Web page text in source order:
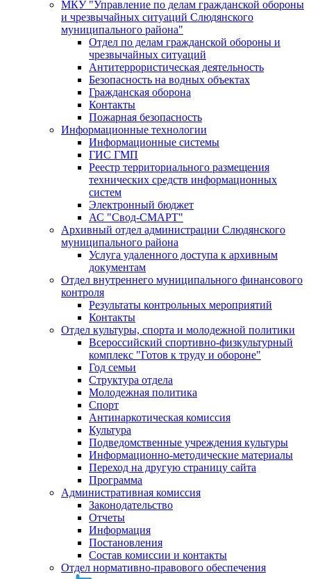
МКУ "Управление по делам гражданской обороны
и чрезвычайных ситуаций Слюдянского
муниципального района"
Отдел по делам гражданской обороны и
чрезвычайных ситуаций
Антитеррористическая деятельность
Безопасность на водных объектах
Гражданская оборона
Контакты
Пожарная безопасность
Информационные технологии
Информационные системы
ГИС ГМП
Реестр территориального размещения
технических средств информационных
систем
Электронный бюджет
АС "Свод-СМАРТ"
Архивный отдел администрации Слюдянского
муниципального района
Услуга удаленного доступа к архивным
документам
Отдел внутреннего муниципального финансового
контроля
Результаты контрольных мероприятий
Контакты
Отдел культуры, спорта и молодежной политики
Всероссийский спортивно-физкультурный
комплекс "Готов к труду и обороне"
Год семьи
Структура отдела
Молодежная политика
Спорт
Антинаркотическая комиссия
Культура
Подведомственные учреждения культуры
Информационно-методические материалы
Переход на другую страницу сайта
Программа
Административная комиссия
Законодательство
Отчеты
Информация
Постановления
Состав комиссии и контакты
Отдел нормативно-правового обеспечения